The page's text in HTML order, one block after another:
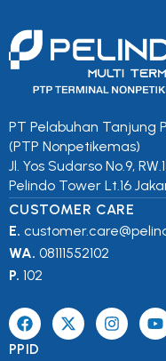
PT Pelabuhan Tanjung
(PTP Nonpetikemas)
Jl. Yos Sudarso No.9,
Pelindo Tower Lt.16
CUSTOMER CARE
E.
WA. 08111552102
P. 102
PPID